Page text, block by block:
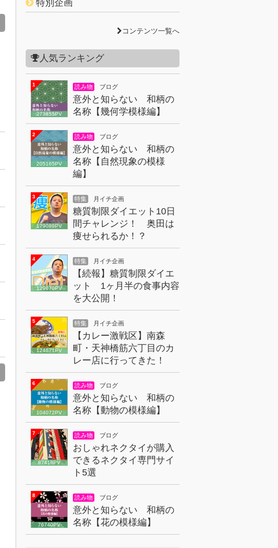
特別企画
コンテンツ一覧へ
人気ランキング
1
273855PV
読み物 ブログ
意外と知らない 和柄の
名称【幾何学模様編】
2
205165PV
読み物 ブログ
意外と知らない 和柄の
名称【自然現象の模様
編】
3
179089PV
特集 月イチ企画
糖質制限ダイエット10日
間チャレンジ！ 奥田は
痩せられるか！？
4
129070PV
特集 月イチ企画
【続報】糖質制限ダイエ
ット 1ヶ月半の食事内容
を大公開！
5
124671PV
特集 月イチ企画
【カレー激戦区】南森
町・天神橋筋六丁目のカ
レー店に行ってきた！
6
104072PV
読み物 ブログ
意外と知らない 和柄の
名称【動物の模様編】
7
87418PV
読み物 ブログ
おしゃれネクタイが購入
できるネクタイ専門サイ
ト5選
8
76740PV
読み物 ブログ
意外と知らない 和柄の
名称【花の模様編】